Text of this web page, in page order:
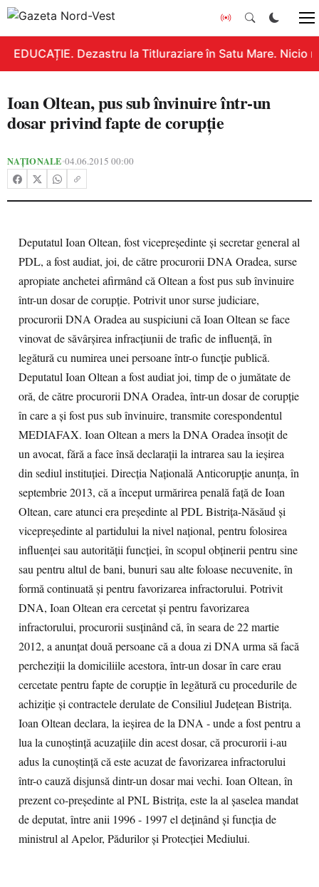
EDUCAȚIE. Dezastru la Titluraziare în Satu Mare. Nicio
Ioan Oltean, pus sub învinuire într-un
dosar privind fapte de corupţie
NAȚIONALE•04.06.2015 00:00
Deputatul Ioan Oltean, fost vicepreşedinte şi secretar general al
PDL, a fost audiat, joi, de către procurorii DNA Oradea, surse
apropiate anchetei afirmând că Oltean a fost pus sub învinuire
într-un dosar de corupţie. Potrivit unor surse judiciare,
procurorii DNA Oradea au suspiciuni că Ioan Oltean se face
vinovat de săvârşirea infracţiunii de trafic de influenţă, în
legătură cu numirea unei persoane într-o funcţie publică.
Deputatul Ioan Oltean a fost audiat joi, timp de o jumătate de
oră, de către procurorii DNA Oradea, într-un dosar de corupţie
în care a şi fost pus sub învinuire, transmite corespondentul
MEDIAFAX. Ioan Oltean a mers la DNA Oradea însoţit de
un avocat, fără a face însă declaraţii la intrarea sau la ieşirea
din sediul instituţiei. Direcţia Naţională Anticorupţie anunţa, în
septembrie 2013, că a început urmărirea penală faţă de Ioan
Oltean, care atunci era preşedinte al PDL Bistriţa-Năsăud şi
vicepreşedinte al partidului la nivel naţional, pentru folosirea
influenţei sau autorităţii funcţiei, în scopul obţinerii pentru sine
sau pentru altul de bani, bunuri sau alte foloase necuvenite, în
formă continuată şi pentru favorizarea infractorului. Potrivit
DNA, Ioan Oltean era cercetat şi pentru favorizarea
infractorului, procurorii susţinând că, în seara de 22 martie
2012, a anunţat două persoane că a doua zi DNA urma să facă
percheziţii la domiciliile acestora, într-un dosar în care erau
cercetate pentru fapte de corupţie în legătură cu procedurile de
achiziţie şi contractele derulate de Consiliul Judeţean Bistriţa.
Ioan Oltean declara, la ieşirea de la DNA - unde a fost pentru a
lua la cunoştinţă acuzaţiile din acest dosar, că procurorii i-au
adus la cunoştinţă că este acuzat de favorizarea infractorului
într-o cauză disjunsă dintr-un dosar mai vechi. Ioan Oltean, în
prezent co-preşedinte al PNL Bistriţa, este la al şaselea mandat
de deputat, între anii 1996 - 1997 el deţinând şi funcţia de
ministrul al Apelor, Pădurilor şi Protecţiei Mediului.